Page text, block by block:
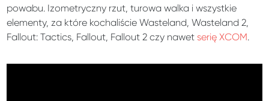
powabu. Izometryczny rzut, turowa walka i wszystkie
elementy, za które kochaliście Wasteland, Wasteland 2,
Fallout: Tactics, Fallout, Fallout 2 czy nawet serię XCOM.